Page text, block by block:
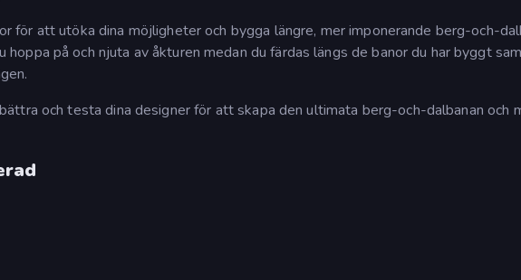
för att utöka dina möjligheter och bygga längre, mer imponerande berg-och-
hoppa på och njuta av åkturen medan du färdas längs de banor du har byggt
och testa dina designer för att skapa den ultimata berg-och-dalbanan och